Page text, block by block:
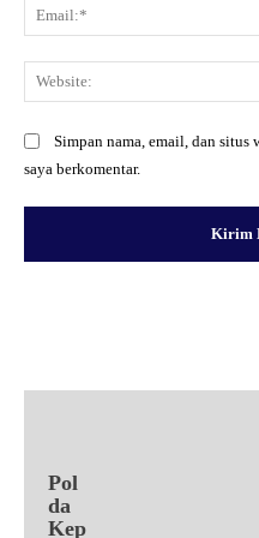
Simpan nama, email, dan
saya berkomentar.
Pol
da
Kep